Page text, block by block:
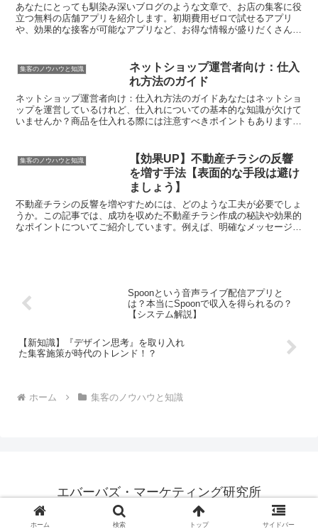
あなたにとっても馴染み深いブログのような文章で、お店の集客に役
立つ無料の店舗アプリを紹介します。初期費用ゼロで試せるアプリ
や、効果的な接客が可能なアプリなど、お得な情報が盛りだくさんで
集客のノウハウと知識
ネットショップ運営者向け：仕入
れ方法のガイド
ネットショップ運営者向け：仕入れ方法のガイドあなたはネットショ
ップを運営しているけれど、仕入れについての基本的な知識が欠けて
いませんか？商品を仕入れる際には注意すべきポイントもあります
集客のノウハウと知識
【効果UP】不動産チラシの反響
を増す手法【表面的な手段は避け
ましょう】
不動産チラシの反響を増やすためには、どのような工夫が必要でしょ
うか。この記事では、成功を収めた不動産チラシ作成の秘訣や効果的
なポイントについてご紹介しています。例えば、明確なメッセージや
Spoonという音声ライブ配信アプリと
は？本当にSpoonで収入を得られるの？
【システム解説】
【新知識】『デザイン思考』を取り入れ
た集客施策が時代のトレンド！？
ホーム 集客のノウハウと知識
エバーバズ・マーケティング研究所
© 2023 エバーバズ・マーケティング研究所.
ホーム 検索 トップ サイドバー